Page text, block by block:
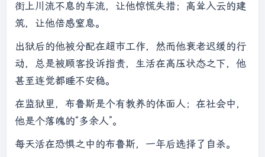
街上川流不息的车流，让他惊慌失措；高耸入云的建
筑，让他倍感窒息。
出狱后的他被分配在超市工作，然而他衰老迟缓的行
动，总是被顾客投诉指责，生活在高压状态之下，他
甚至连觉都睡不安稳。
在监狱里，布鲁斯是个有教养的体面人；在社会中，
他是个落魄的“多余人”。
每天活在恐惧之中的布鲁斯，一年后选择了自杀。